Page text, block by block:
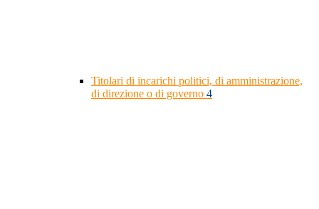
Titolari di incarichi politici, di amministrazione,
di direzione o di governo 4